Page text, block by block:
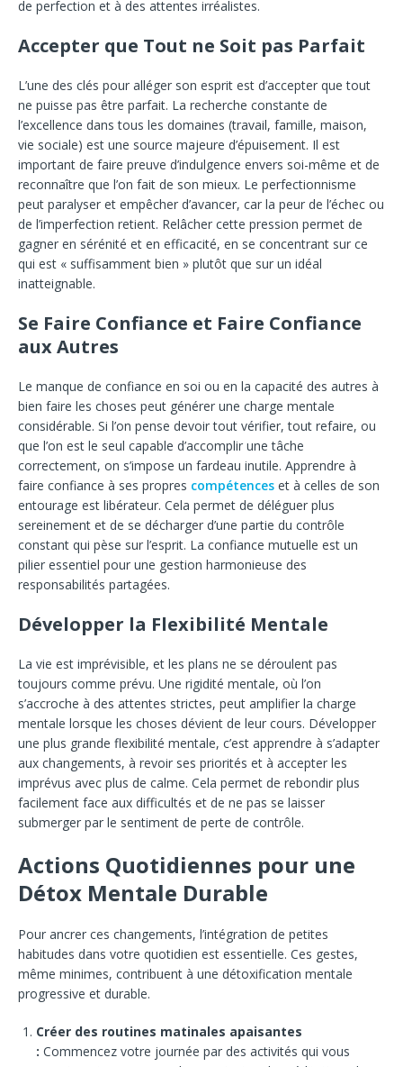
de perfection et à des attentes irréalistes.
Accepter que Tout ne Soit pas Parfait
L’une des clés pour alléger son esprit est d’accepter que tout
ne puisse pas être parfait. La recherche constante de
l’excellence dans tous les domaines (travail, famille, maison,
vie sociale) est une source majeure d’épuisement. Il est
important de faire preuve d’indulgence envers soi-même et de
reconnaître que l’on fait de son mieux. Le perfectionnisme
peut paralyser et empêcher d’avancer, car la peur de l’échec ou
de l’imperfection retient. Relâcher cette pression permet de
gagner en sérénité et en efficacité, en se concentrant sur ce
qui est « suffisamment bien » plutôt que sur un idéal
inatteignable.
Se Faire Confiance et Faire Confiance
aux Autres
Le manque de confiance en soi ou en la capacité des autres à
bien faire les choses peut générer une charge mentale
considérable. Si l’on pense devoir tout vérifier, tout refaire, ou
que l’on est le seul capable d’accomplir une tâche
correctement, on s’impose un fardeau inutile. Apprendre à
faire confiance à ses propres compétences et à celles de son
entourage est libérateur. Cela permet de déléguer plus
sereinement et de se décharger d’une partie du contrôle
constant qui pèse sur l’esprit. La confiance mutuelle est un
pilier essentiel pour une gestion harmonieuse des
responsabilités partagées.
Développer la Flexibilité Mentale
La vie est imprévisible, et les plans ne se déroulent pas
toujours comme prévu. Une rigidité mentale, où l’on
s’accroche à des attentes strictes, peut amplifier la charge
mentale lorsque les choses dévient de leur cours. Développer
une plus grande flexibilité mentale, c’est apprendre à s’adapter
aux changements, à revoir ses priorités et à accepter les
imprévus avec plus de calme. Cela permet de rebondir plus
facilement face aux difficultés et de ne pas se laisser
submerger par le sentiment de perte de contrôle.
Actions Quotidiennes pour une
Détox Mentale Durable
Pour ancrer ces changements, l’intégration de petites
habitudes dans votre quotidien est essentielle. Ces gestes,
même minimes, contribuent à une détoxification mentale
progressive et durable.
Créer des routines matinales apaisantes
: Commencez votre journée par des activités qui vous